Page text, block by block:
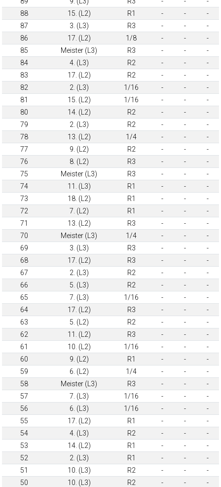
88
15. (L2) R1 - -
-
87
3. (L3) R3 - -
-
86
17. (L2) 1/8 - -
-
85
Meister (L3) R3 - -
-
84
4. (L3) R2 - -
-
83
17. (L2) R2 - -
-
82
2. (L3) 1/16 - -
-
81
15. (L2) 1/16 - -
-
80
14. (L2) R2 - -
-
79
2. (L3) R2 - -
-
78
13. (L2) 1/4 - -
-
77
9. (L2) R2 - -
-
76
8. (L2) R3 - -
-
75
Meister (L3) R3 - -
-
74
11. (L3) R1 - -
-
73
18. (L2) R1 - -
-
72
7. (L2) R1 - -
-
71
13. (L2) R3 - -
-
70
Meister (L3) 1/4 - -
-
69
3. (L3) R3 - -
-
68
17. (L2) R3 - -
-
67
2. (L3) R2 - -
-
66
5. (L3) R2 - -
-
65
7. (L3) 1/16 - -
-
64
17. (L2) R3 - -
-
63
5. (L2) R2 - -
-
62
11. (L2) R3 - -
-
61
10. (L2) 1/16 - -
-
60
9. (L2) R1 - -
-
59
6. (L2) 1/4 - -
-
58
Meister (L3) R3 - -
-
57
7. (L3) 1/16 - -
-
56
6. (L3) 1/16 - -
-
55
17. (L2) R1 - -
-
54
4. (L3) R2 - -
-
53
14. (L2) R1 - -
-
52
2. (L3) R1 - -
-
51
10. (L3) R2 - -
-
50
10. (L3) R2 - -
-